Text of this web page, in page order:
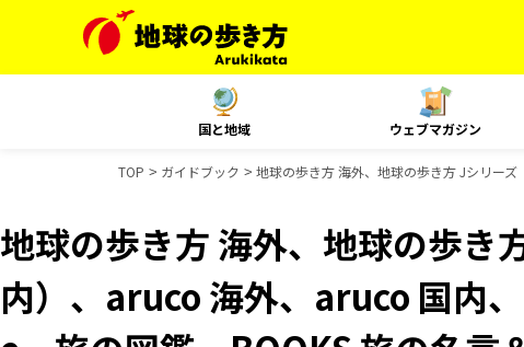
国と地域 ウェブマガジン
TOP ガイドブック 地球の歩き方 海外、地球の歩き方 Jシリー
地球の歩き方 海外、地球の歩き
内）、aruco 海外、aruco 国内